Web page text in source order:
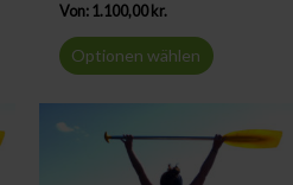
Von: 1.100,00 kr.
Optionen wählen